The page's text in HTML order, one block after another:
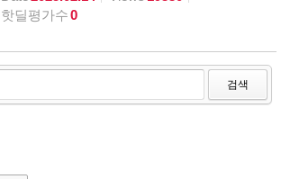
핫딜평가수0
검색